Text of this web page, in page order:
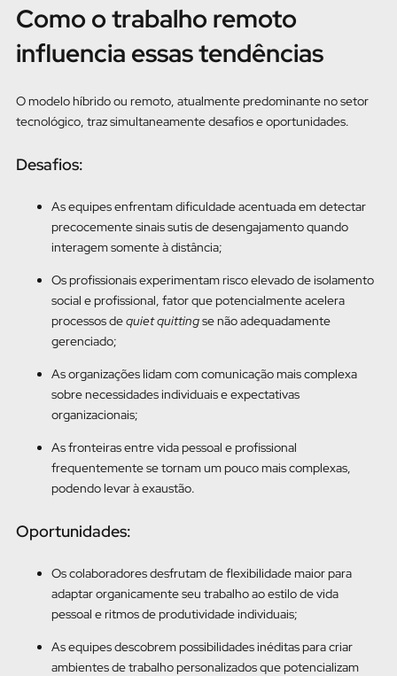
Como o trabalho remoto
influencia essas tendências
O modelo híbrido ou remoto, atualmente predominante no setor
tecnológico, traz simultaneamente desafios e oportunidades.
Desafios:
As equipes enfrentam dificuldade acentuada em detectar
precocemente sinais sutis de desengajamento quando
interagem somente à distância;
Os profissionais experimentam risco elevado de isolamento
social e profissional, fator que potencialmente acelera
processos dequiet quittingse não adequadamente
gerenciado;
As organizações lidam com comunicação mais complexa
sobre necessidades individuais e expectativas
organizacionais;
As fronteiras entre vida pessoal e profissional
frequentemente se tornam um pouco mais complexas,
podendo levar à exaustão.
Oportunidades:
Os colaboradores desfrutam de flexibilidade maior para
adaptar organicamente seu trabalho ao estilo de vida
pessoal e ritmos de produtividade individuais;
As equipes descobrem possibilidades inéditas para criar
ambientes de trabalho personalizados que potencializam